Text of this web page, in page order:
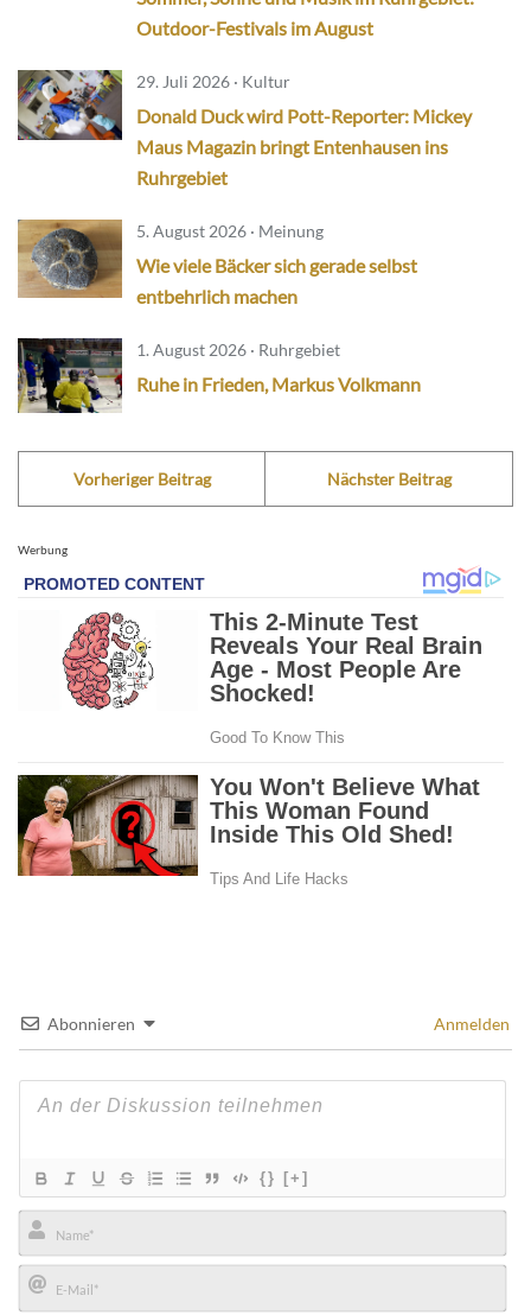
Outdoor-Festivals im August
29. Juli 2026 · Kultur
Donald Duck wird Pott-Reporter: Mickey
Maus Magazin bringt Entenhausen ins
Ruhrgebiet
5. August 2026 · Meinung
Wie viele Bäcker sich gerade selbst
entbehrlich machen
1. August 2026 · Ruhrgebiet
Ruhe in Frieden, Markus Volkmann
Vorheriger Beitrag Nächster Beitrag
Werbung
Abonnieren Anmelden
{} [+]
Name*